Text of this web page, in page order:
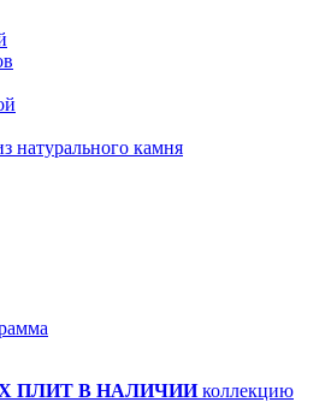
натурального камня
ПЛИТ В НАЛИЧИИ коллекцию